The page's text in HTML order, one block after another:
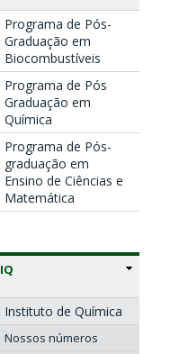
Programa de Pós-
Graduação em
Biocombustíveis
Programa de Pós
Graduação em
Química
Programa de Pós-
graduação em
Ensino de Ciências e
Matemática
IQ
Instituto de Química
Nossos números